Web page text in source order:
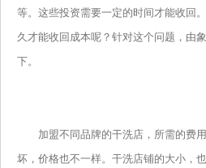
等。这些投资需要一定的时间才能收回
久才能收回成本呢？针对这个问题，由
下。
加盟不同品牌的干洗店，所需的费用
坏，价格也不一样。干洗店铺的大小，